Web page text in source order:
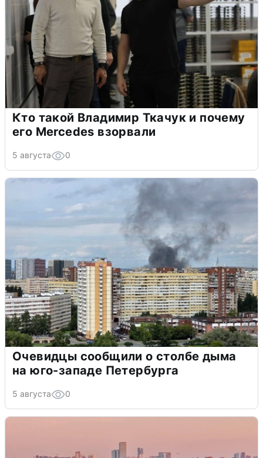
Кто такой Владимир Ткачук и почему
его Mercedes взорвали
5 августа 0
Очевидцы сообщили о столбе дыма
на юго-западе Петербурга
5 августа 0